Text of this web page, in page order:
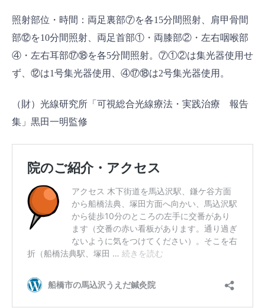
照射部位・時間：両足裏部⑦を各15分間照射、肩甲骨間
部⑫を10分間照射、両足首部①・両膝部②・左右咽喉部
④・左右耳部⑰⑱を各5分間照射。⑦①②は集光器使用せ
ず、⑫は1号集光器使用、④⑰⑱は2号集光器使用。
（財）光線研究所「可視総合光線療法・実践治療 報告
集」黒田一明監修